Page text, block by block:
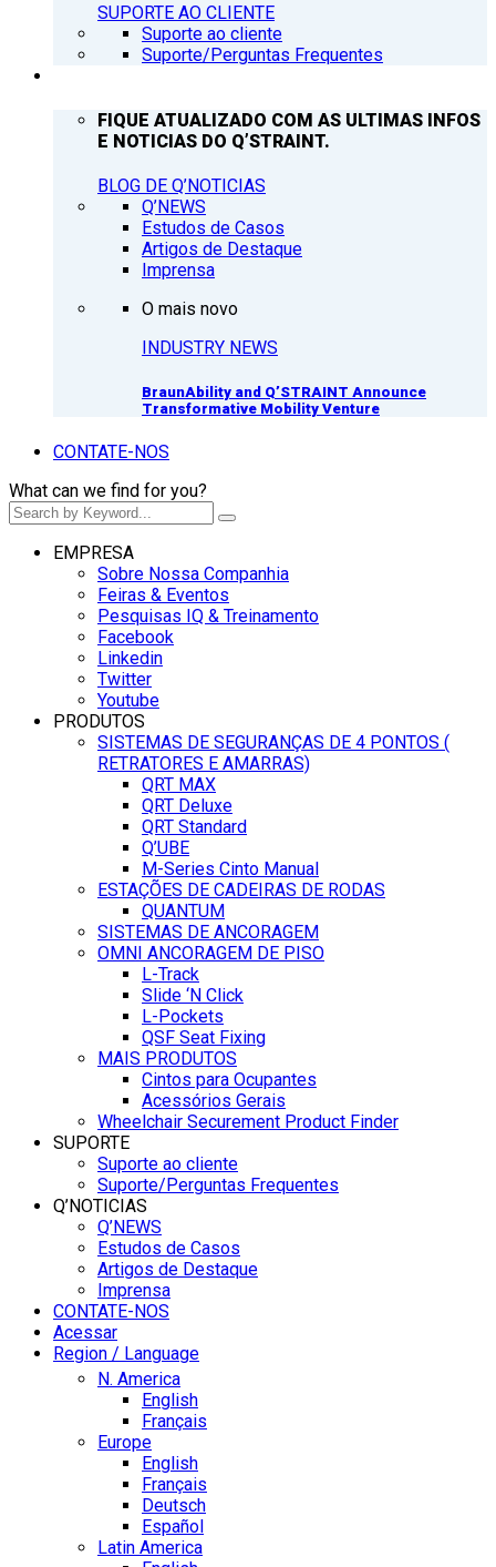
SUPORTE AO CLIENTE
Suporte ao cliente
Suporte/Perguntas Frequentes
FIQUE ATUALIZADO COM AS ULTIMAS INFOS
E NOTICIAS DO Q’STRAINT.
BLOG DE Q’NOTICIAS
Q’NEWS
Estudos de Casos
Artigos de Destaque
Imprensa
O mais novo
INDUSTRY NEWS
BraunAbility and Q’STRAINT Announce
Transformative Mobility Venture
CONTATE-NOS
What can we find for you?
EMPRESA
Sobre Nossa Companhia
Feiras & Eventos
Pesquisas IQ & Treinamento
Facebook
Linkedin
Twitter
Youtube
PRODUTOS
SISTEMAS DE SEGURANÇAS DE 4 PONTOS (
RETRATORES E AMARRAS)
QRT MAX
QRT Deluxe
QRT Standard
Q’UBE
M-Series Cinto Manual
ESTAÇÕES DE CADEIRAS DE RODAS
QUANTUM
SISTEMAS DE ANCORAGEM
OMNI ANCORAGEM DE PISO
L-Track
Slide ‘N Click
L-Pockets
QSF Seat Fixing
MAIS PRODUTOS
Cintos para Ocupantes
Acessórios Gerais
Wheelchair Securement Product Finder
SUPORTE
Suporte ao cliente
Suporte/Perguntas Frequentes
Q’NOTICIAS
Q’NEWS
Estudos de Casos
Artigos de Destaque
Imprensa
CONTATE-NOS
Acessar
Region / Language
N. America
English
Français
Europe
English
Français
Deutsch
Español
Latin America